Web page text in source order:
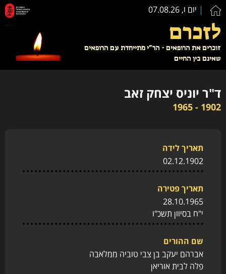
יום ו, 07.08.26
לזכרם
זוכרים את הרופאים - הר"י מתייחדת עם הרופאים
שאינם בין החיים
ד"ר יוניס יצחק זאב
1902 - 1965
תאריך לידה
02.12.1902
תאריך פטירה
28.10.1965
י"ח בסיוון תשכ"ו
שם ההורים
אברהם יעקב בן צבי טוביה ממלאבה
פלה לבית אוריאן